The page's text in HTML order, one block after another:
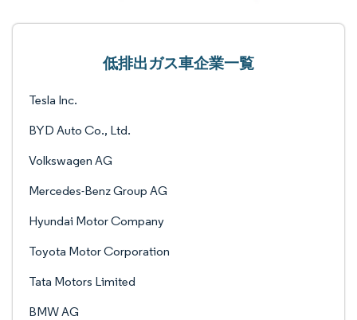
低排出ガス車企業一覧
Tesla Inc.
BYD Auto Co., Ltd.
Volkswagen AG
Mercedes-Benz Group AG
Hyundai Motor Company
Toyota Motor Corporation
Tata Motors Limited
BMW AG